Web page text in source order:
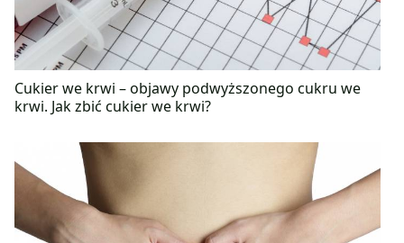
Cukier we krwi – objawy podwyższonego cukru we
krwi. Jak zbić cukier we krwi?